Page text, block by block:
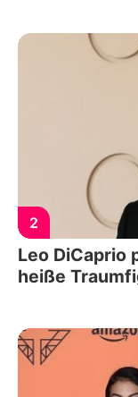
2
Leo DiCaprio
heiße